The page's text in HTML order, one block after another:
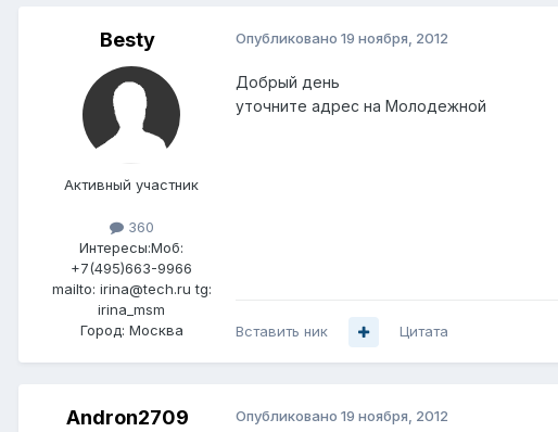
Besty
Активный участник
360
Интересы:Моб:
+7(495)663-9966
mailto: irina@tech.ru tg:
irina_msm
Город: Москва
Опубликовано 19 ноября, 2012
Добрый день
уточните адрес на Молодежной
Вставить ник Цитата
Andron2709 Опубликовано 19 ноября, 2012